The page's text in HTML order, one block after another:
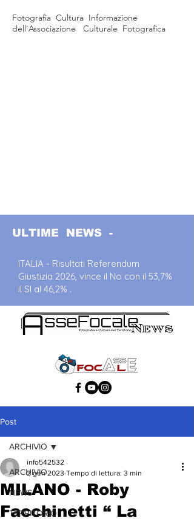
Fotografia Cultura Informazione
dell'Associazione Culturale Fotografica
ULTIME NEWS -
ITALIA - Risultati Referendum
Giustizia 2026, vince il No con il 53,7%
il SI al 46,2% .
Post
ARCHIVIO
NEWS
TERRITORIO
ARCHIVIO
MILANO - Roby
Facchinetti “ La
info542532
2 gen 2023 Tempo di lettura: 3 min